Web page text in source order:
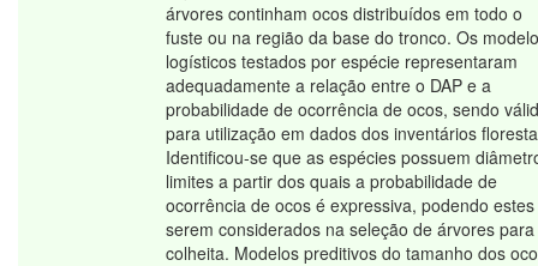
árvores continham ocos distribuídos em todo o
fuste ou na região da base do tronco. Os
logísticos testados por espécie representaram
adequadamente a relação entre o DAP e a
probabilidade de ocorrência de ocos, sendo
para utilização em dados dos inventários
Identificou-se que as espécies possuem
limites a partir dos quais a probabilidade de
ocorrência de ocos é expressiva, podendo estes
serem considerados na seleção de árvores para
colheita. Modelos preditivos do tamanho dos